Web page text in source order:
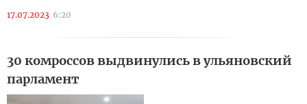
17.07.2023 6:20
30 комроссов выдвинулись в ульяновский
парламент